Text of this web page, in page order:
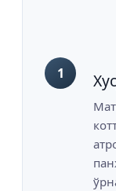
1